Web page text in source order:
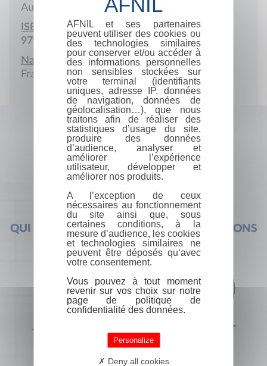
Auto-édition
ISBN :
979-10-699-0872-7
Nationalité :
France
QUI SOMMES-NOUS ? FOIRE AUX QUESTIONS
+33 (0) 1 44 41 29 19 CONTACT
AFNIL et ses partenaires
peuvent utiliser des cookies ou
des technologies similaires
pour conserver et/ou accéder à
des informations personnelles
non sensibles stockées sur
votre terminal (identifiants
uniques, adresse IP, données
de navigation, données de
géolocalisation…), que nous
traitons afin de réaliser des
statistiques d’usage du site,
produire des données
d’audience, analyser et
améliorer l’expérience
utilisateur, développer et
améliorer nos produits.
A l’exception de ceux
nécessaires au fonctionnement
du site ainsi que, sous
certaines conditions, à la
mesure d’audience, les cookies
et technologies similaires ne
peuvent être déposés qu’avec
votre consentement.
Vous pouvez à tout moment
revenir sur vos choix sur notre
page de politique de
confidentialité des données.
Personalize
Deny all cookies